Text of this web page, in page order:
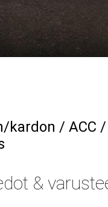
kardon / ACC
&